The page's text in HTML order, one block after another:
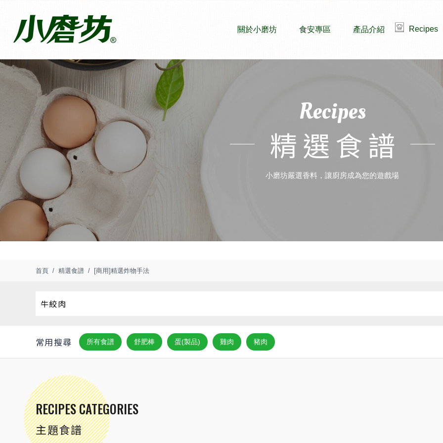
關於小磨坊 食安專區 產品介紹 Recipes
Recipes
精選食譜
小磨坊嚴選香料，讓廚房成為您的遊戲場
首頁 精選食譜 [商用]精選炸物手法
常用搜尋 所有食譜 舒肥棒 蛋(製品) 雞肉 豬肉
RECIPES CATEGORIES
主題食譜